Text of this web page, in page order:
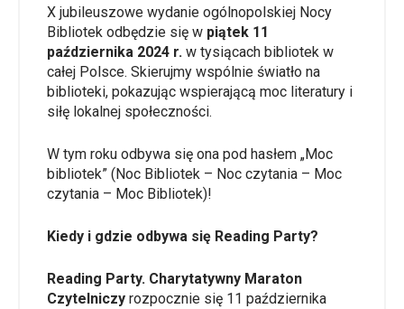
X jubileuszowe wydanie ogólnopolskiej Nocy
Bibliotek odbędzie się w piątek 11
października 2024 r. w tysiącach bibliotek w
całej Polsce. Skierujmy wspólnie światło na
biblioteki, pokazując wspierającą moc literatury i
siłę lokalnej społeczności.
W tym roku odbywa się ona pod hasłem „Moc
bibliotek” (Noc Bibliotek – Noc czytania – Moc
czytania – Moc Bibliotek)!
Kiedy i gdzie odbywa się Reading Party?
Reading Party. Charytatywny Maraton
Czytelniczy rozpocznie się 11 października